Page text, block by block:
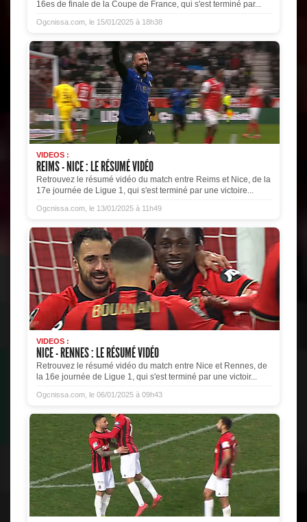
16es de finale de la Coupe de France, qui s'est terminé par...
Ogcnissa.com, le 15/01/2025 à 18h38
VIDEOS :
REIMS - NICE : LE RÉSUMÉ VIDÉO
Retrouvez le résumé vidéo du match entre Reims et Nice, de la
17e journée de Ligue 1, qui s'est terminé par une victoire...
Ogcnissa.com, le 13/01/2025 à 11h49
VIDEOS :
NICE - RENNES : LE RÉSUMÉ VIDÉO
Retrouvez le résumé vidéo du match entre Nice et Rennes, de
la 16e journée de Ligue 1, qui s'est terminé par une victoir...
Ogcnissa.com, le 06/01/2025 à 09h43